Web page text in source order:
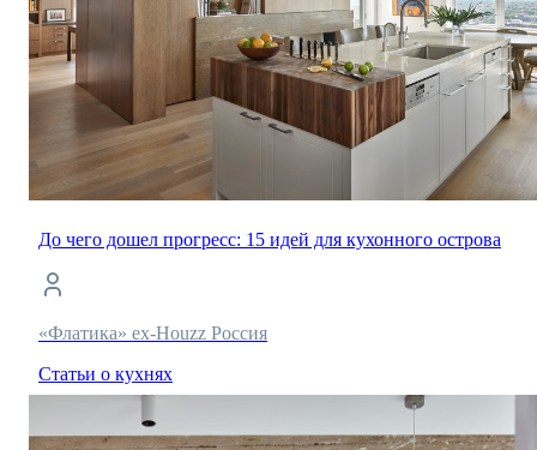
До чего дошел прогресс: 15 идей для кухонного острова
«Флатика» ex-Houzz Россия
Статьи о кухнях